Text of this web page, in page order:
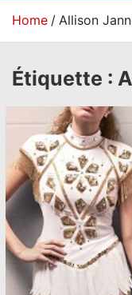
t
Home Allison
Étiquette :